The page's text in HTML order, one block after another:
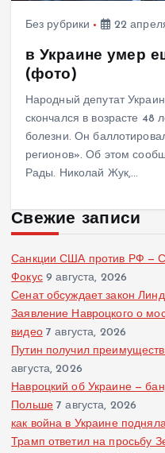
Без рубрики 22
в Украине умер
(фото)
Народный депутат
скончался в возрасте 48
болезни. Он
регионов». Об этом
Рады. Николай Жук,…
Свежие записи
Санкции США против РФ —
Фокус 9 августа, 2026
Сенат обсуждает закон
Заявление Навроцкого о
видео 7 августа, 2026
Путин получил
августа, 2026
Навроцкий об Украине —
Польше 7 августа, 2026
как война в Украине
Трамп ответил на просьбу